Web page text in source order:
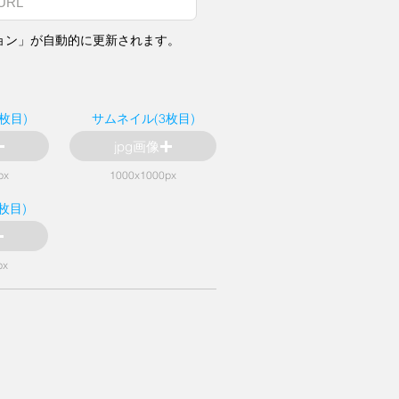
」が自動的に更新されます。
目)
目)
サムネイル(3枚目)
jpg画像
1000x1000px